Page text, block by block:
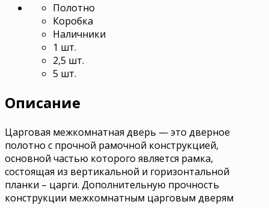
Полотно
Коробка
Наличники
1 шт.
2,5 шт.
5 шт.
Описание
Царговая межкомнатная дверь — это дверное
полотно с прочной рамочной конструкцией,
основной частью которого является рамка,
состоящая из вертикальной и горизонтальной
планки – царги. Дополнительную прочность
конструкции межкомнатным царговым дверям